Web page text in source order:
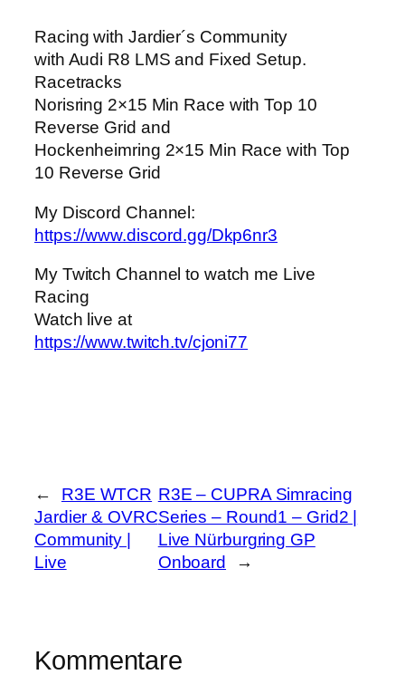
Racing with Jardier´s Community
with Audi R8 LMS and Fixed Setup.
Racetracks
Norisring 2×15 Min Race with Top 10
Reverse Grid and
Hockenheimring 2×15 Min Race with Top
10 Reverse Grid
My Discord Channel:
https://www.discord.gg/Dkp6nr3
My Twitch Channel to watch me Live
Racing
Watch live at
https://www.twitch.tv/cjoni77
←
R3E WTCR
Jardier & OVRC
Community |
Live
R3E – CUPRA Simracing
Series – Round1 – Grid2 |
Live Nürburgring GP
Onboard
→
Kommentare